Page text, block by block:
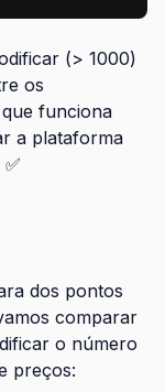
(> 1000)
os
funciona
a plataforma
dos pontos
comparar
o número
preços: